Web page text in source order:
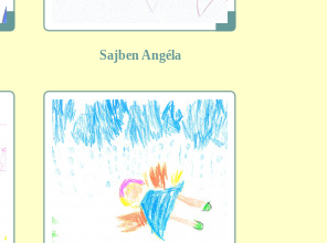
Sajben Angéla